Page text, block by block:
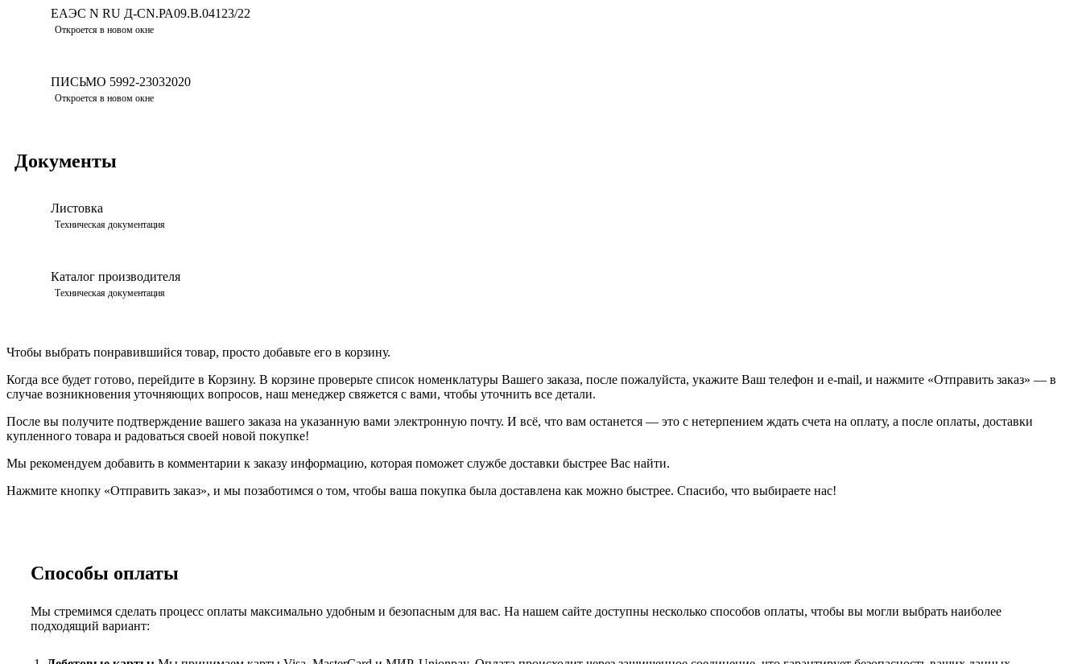
ЕАЭС N RU Д-CN.РА09.В.04123/22
Откроется в новом окне
ПИСЬМО 5992-23032020
Откроется в новом окне
Документы
Листовка
Техническая документация
Каталог производителя
Техническая документация
Чтобы выбрать понравившийся товар, просто добавьте его в корзину.
Когда все будет готово, перейдите в Корзину. В корзине проверьте список номенклатуры Вашего заказа, после пожалуйста, укажите Ваш телефон и e-mail, и нажмите «Отправить заказ» — в
случае возникновения уточняющих вопросов, наш менеджер свяжется с вами, чтобы уточнить все детали.
После вы получите подтверждение вашего заказа на указанную вами электронную почту. И всё, что вам останется — это с нетерпением ждать счета на оплату, а после оплаты, доставки
купленного товара и радоваться своей новой покупке!
Мы рекомендуем добавить в комментарии к заказу информацию, которая поможет службе доставки быстрее Вас найти.
Нажмите кнопку «Отправить заказ», и мы позаботимся о том, чтобы ваша покупка была доставлена как можно быстрее. Спасибо, что выбираете нас!
Способы оплаты
Мы стремимся сделать процесс оплаты максимально удобным и безопасным для вас. На нашем сайте доступны несколько способов оплаты, чтобы вы могли выбрать наиболее
подходящий вариант: